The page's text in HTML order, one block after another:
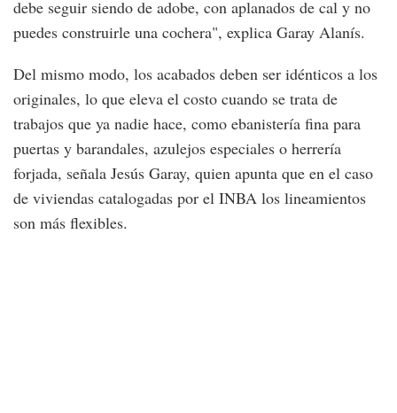
debe seguir siendo de adobe, con aplanados de cal y no
puedes construirle una cochera", explica Garay Alanís.
Del mismo modo, los acabados deben ser idénticos a los
originales, lo que eleva el costo cuando se trata de
trabajos que ya nadie hace, como ebanistería fina para
puertas y barandales, azulejos especiales o herrería
forjada, señala Jesús Garay, quien apunta que en el caso
de viviendas catalogadas por el INBA los lineamientos
son más flexibles.